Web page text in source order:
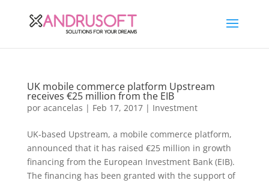
UK mobile commerce platform Upstream
receives €25 million from the EIB
por acancelas | Feb 17, 2017| Investment
UK-based Upstream, a mobile commerce platform,
announced that it has raised €25 million in growth
financing from the European Investment Bank (EIB).
The financing has been granted with the support of